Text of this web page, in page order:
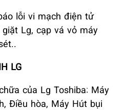
lỗi vi mạch điện tử
Lg, cạp vá vỏ máy
LG
của Lg Toshiba: Máy
Điều hòa, Máy Hút bụi